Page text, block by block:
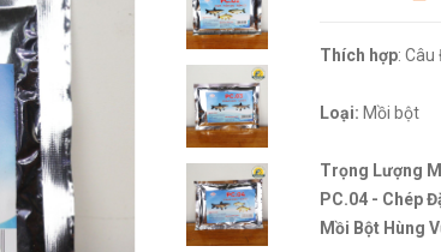
Thích hợp: Câu
Loại: Mồi bột
Trọng Lượng
PC.04 - Chép
Mồi Bột Hùng